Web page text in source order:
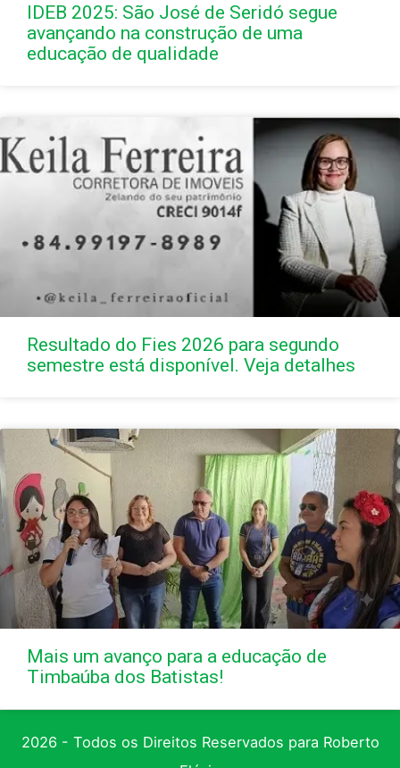
IDEB 2025: São José de Seridó segue
avançando na construção de uma
educação de qualidade
Resultado do Fies 2026 para segundo
semestre está disponível. Veja detalhes
Mais um avanço para a educação de
Timbaúba dos Batistas!
2026 - Todos os Direitos Reservados para Roberto